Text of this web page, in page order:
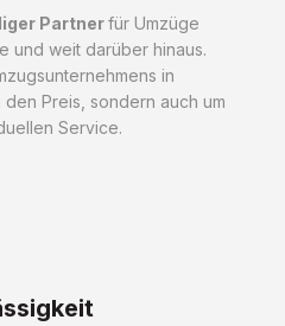
Partnerfür Umzüge
und weit darüber hinaus.
in
Preis, sondern auch um
Service.